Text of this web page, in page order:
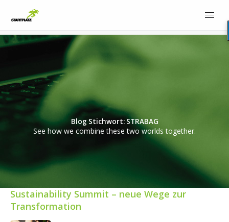
Blog Stichwort: STRABAG
See how we combine these two worlds together.
Sustainability Summit – neue Wege zur
Transformation